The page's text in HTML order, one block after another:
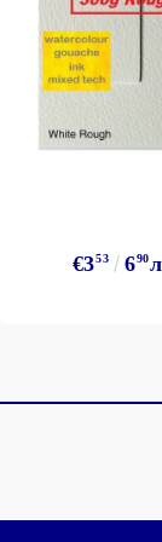
€353 690